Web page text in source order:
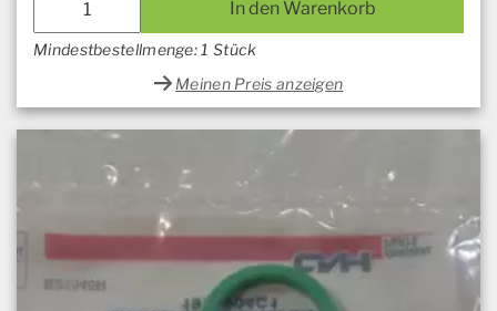
In den Warenkorb
Mindestbestellmenge: 1 Stück
Meinen Preis anzeigen